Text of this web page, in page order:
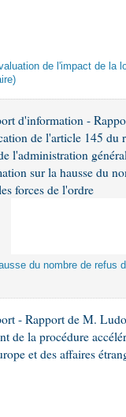
de l'impact de la
d'information -
de l'article 145 du
l'administration
sur la hausse du
forces de l'ordre
du nombre de refus
- Rapport de M.
de la procédure
et des affaires